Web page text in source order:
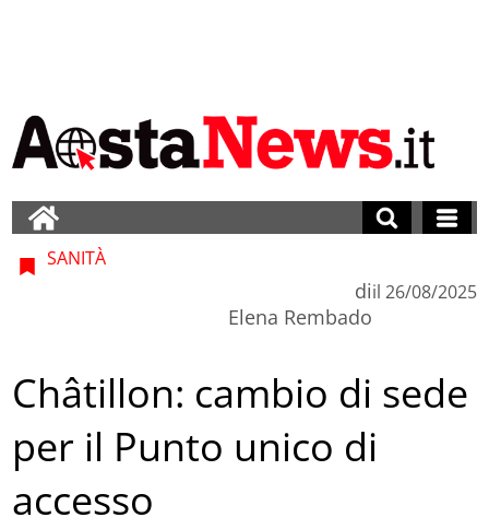
SANITÀ
di
Elena Rembado
il 26/08/2025
Châtillon: cambio di sede
per il Punto unico di
accesso